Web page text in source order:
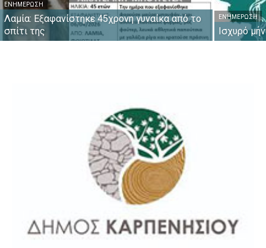
ΕΝΗΜΈΡΩΣΗ
Λαμία: Εξαφανίστηκε 45χρονη γυναίκα από το
σπίτι της
ΕΝΗΜΈΡΩΣΗ
Ισχυρό